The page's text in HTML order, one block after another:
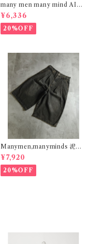
many men many mind AIRL
EAK FABRIC 半袖オープン
カラー シャツ CHARCOAL
M2615160
¥6,336
20%OFF
Manymen,manyminds 泥加
工デニム タックワイド ショー
トパンツ BLACK M2618031
¥7,920
20%OFF